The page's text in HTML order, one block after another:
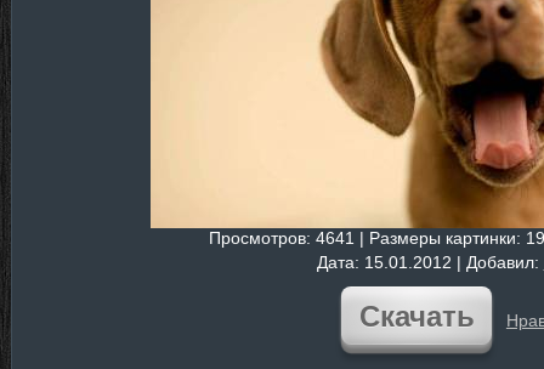
Просмотров: 4641 | Размеры картинки:
Дата: 15.01.2012 | Добавил:
Скачать